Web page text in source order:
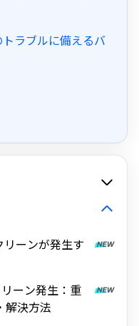
ラブルに備えるバ
ーンが発生す
ーン発生：重
解決方法